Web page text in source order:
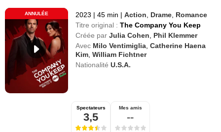
ANNULÉE 2023 | 45 min | Action Drame Romance
Titre original : The Company You Keep
Créée par Julia Cohen
Phil Klemmer
Avec Milo Ventimiglia ,Catherine Haena
Kim ,William Fichtner
Nationalité U.S.A.
Spectateurs
3,5
Mes amis
--